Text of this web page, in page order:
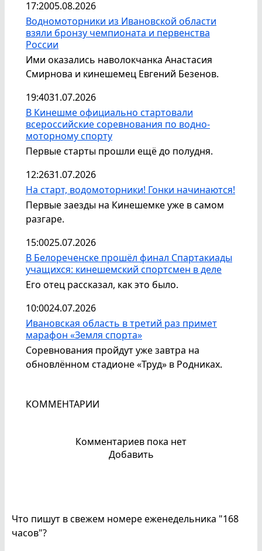
17:2005.08.2026
Водномоторники из Ивановской области
взяли бронзу чемпионата и первенства
России
Ими оказались наволокчанка Анастасия
Смирнова и кинешемец Евгений Безенов.
19:4031.07.2026
В Кинешме официально стартовали
всероссийские соревнования по водно-
моторному спорту
Первые старты прошли ещё до полудня.
12:2631.07.2026
На старт, водомоторники! Гонки начинаются!
Первые заезды на Кинешемке уже в самом
разгаре.
15:0025.07.2026
В Белореченске прошёл финал Спартакиады
учащихся: кинешемский спортсмен в деле
Его отец рассказал, как это было.
10:0024.07.2026
Ивановская область в третий раз примет
марафон «Земля спорта»
Соревнования пройдут уже завтра на
обновлённом стадионе «Труд» в Родниках.
КОММЕНТАРИИ
Комментариев пока нет
Добавить
Что пишут в свежем номере еженедельника "168
часов"?